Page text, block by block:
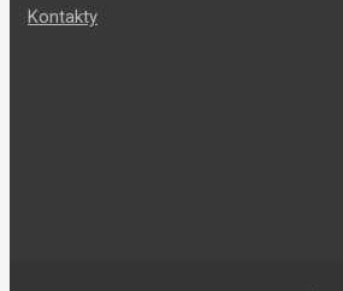
Kontakty